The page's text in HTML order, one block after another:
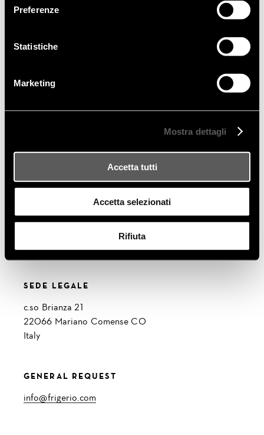
Preferenze
Statistiche
Marketing
Mostra dettagli
Accetta tutti
Accetta selezionati
Rifiuta
via Sant'Agata, 63
22066 Mariano Comense CO
SEDE LEGALE
c.so Brianza 21
22066 Mariano Comense CO
Italy
GENERAL REQUEST
info@frigerio.com